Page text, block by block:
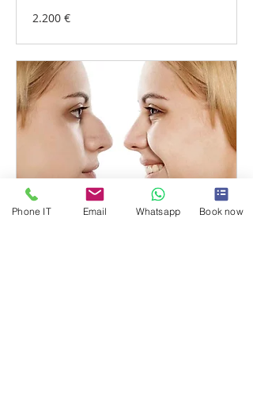
2.200
Euro
2.200 €
Phone IT Email Whatsapp Book now